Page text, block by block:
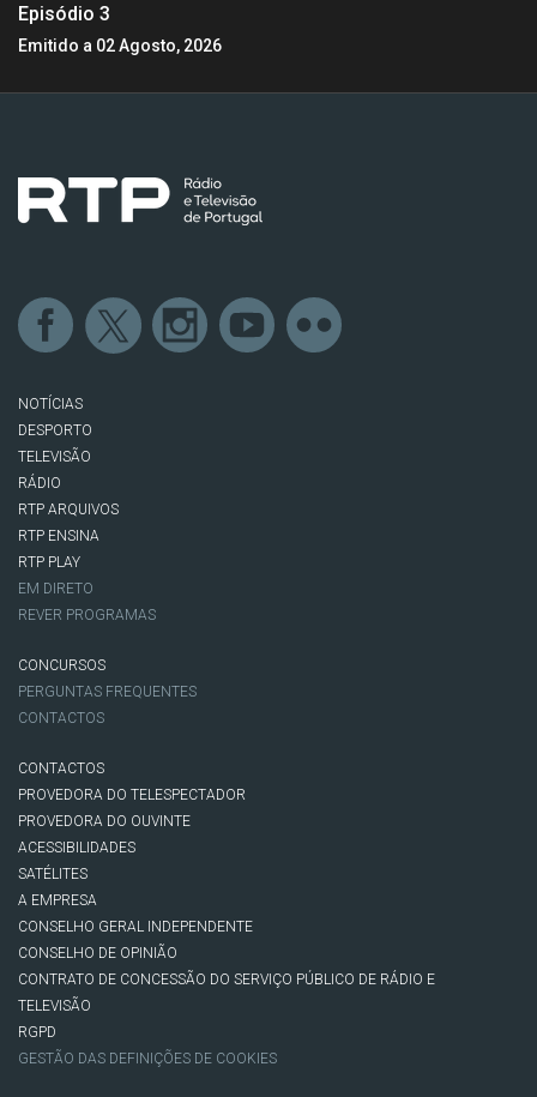
Episódio 3
Emitido a 02 Agosto, 2026
NOTÍCIAS
DESPORTO
TELEVISÃO
RÁDIO
RTP ARQUIVOS
RTP ENSINA
RTP PLAY
EM DIRETO
REVER PROGRAMAS
CONCURSOS
PERGUNTAS FREQUENTES
CONTACTOS
CONTACTOS
PROVEDORA DO TELESPECTADOR
PROVEDORA DO OUVINTE
ACESSIBILIDADES
SATÉLITES
A EMPRESA
CONSELHO GERAL INDEPENDENTE
CONSELHO DE OPINIÃO
CONTRATO DE CONCESSÃO DO SERVIÇO PÚBLICO DE RÁDIO E
TELEVISÃO
RGPD
GESTÃO DAS DEFINIÇÕES DE COOKIES